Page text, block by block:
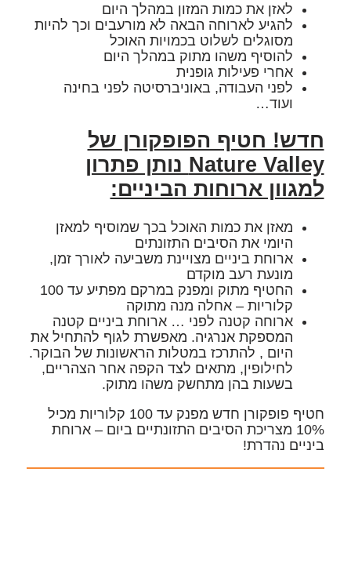
לאזן את כמות המזון במהלך היום
להגיע לארוחה הבאה לא מורעבים וכך להיות
מסוגלים לשלוט בכמויות האוכל
להוסיף משהו מתוק במהלך היום
אחרי פעילות גופנית
לפני העבודה, באוניברסיטה לפני בחינה
ועוד…
חדש! חטיף הפופקורן של
Nature Valley נותן פתרון
למגוון ארוחות הביניים:
מאזן את כמות האוכל בכך שמוסיף למאזן
היומי את הסיבים התזונתים
ארוחת ביניים מצויינת משביעה לאורך זמן,
מונעת רעב מוקדם
החטיף מתוק ומפנק במרקם מפתיע עד 100
קלוריות – אחלה מנה מתוקה
ארוחה קטנה לפני … ארוחת ביניים קטנה
המספקת אנרגיה. מאפשרת לגוף להתחיל את
היום , להתרכז במטלות הראשונות של הבוקר.
לחילופין, מתאים לצד הקפה אחר הצהריים,
בשעות בהן מתחשק משהו מתוק.
חטיף פופקורן חדש מפנק עד 100 קלוריות מכיל
10% מצריכת הסיבים התזונתיים ביום – ארוחת
ביניים נהדרת!